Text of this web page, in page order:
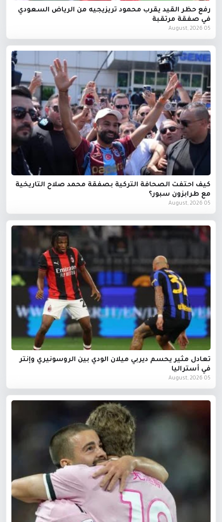
رفع حظر القيد يقرب محمود تريزيجيه من الرياض السعودي
في صفقة مرتقبة
05 August, 2026
كيف احتفت الصحافة التركية بصفقة محمد صلاح التاريخية
مع طرابزون سبور؟
05 August, 2026
تعادل مثير يحسم ديربي ميلان الودي بين الروسونيري وإنتر
في أستراليا
05 August, 2026